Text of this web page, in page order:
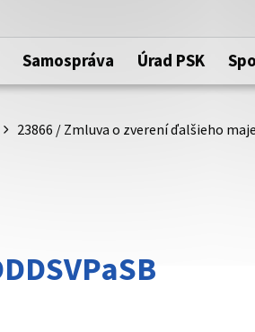
samosprávneho kraja.
Samospráva Úrad PSK
23866 / Zmluva o zverení ďalšieho